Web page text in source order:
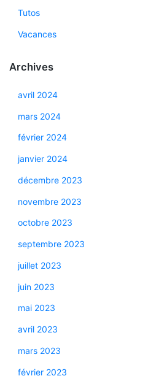
Tutos
Vacances
Archives
avril 2024
mars 2024
février 2024
janvier 2024
décembre 2023
novembre 2023
octobre 2023
septembre 2023
juillet 2023
juin 2023
mai 2023
avril 2023
mars 2023
février 2023